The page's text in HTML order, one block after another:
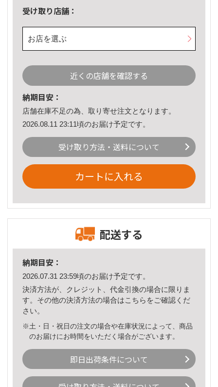
受け取り店舗：
お店を選ぶ
近くの店舗を確認する
納期目安：
店舗在庫不足の為、取り寄せ注文となります。
2026.08.11 23:11頃のお届け予定です。
受け取り方法・送料について
カートに入れる
配送する
納期目安：
2026.07.31 23:59頃のお届け予定です。
決済方法が、クレジット、代金引換の場合に限りま
す。その他の決済方法の場合はこちら をご確認くだ
さい。
※土・日・祝日の注文の場合や在庫状況によって、商品
のお届けにお時間をいただく場合がございます。
即日出荷条件について